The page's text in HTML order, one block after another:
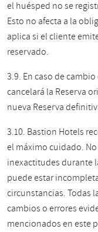
el huésped no se
Esto no afecta a la
aplica si el cliente
reservado.
3.9. En caso de
cancelará la Reserva
nueva Reserva
3.10. Bastion Hotels
el máximo cuidado.
inexactitudes durante
puede estar
circunstancias. Todas
cambios o errores
mencionados en este